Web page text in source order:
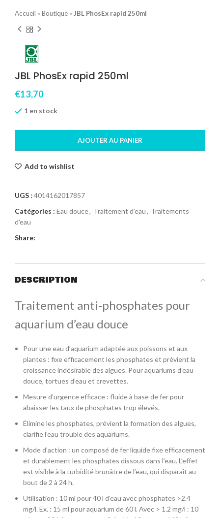
Accueil » Boutique » JBL PhosEx rapid 250ml
JBL PhosEx rapid 250ml
€13,70
1 en stock
AJOUTER AU PANIER
Add to wishlist
UGS : 4014162017857
Catégories : Eau douce, Traitement d'eau, Traitements
d'eau
Share:
DESCRIPTION
Traitement anti-phosphates pour
aquarium d’eau douce
Pour une eau d’aquarium adaptée aux poissons et aux
plantes : fixe efficacement les phosphates et prévient la
croissance indésirable des algues. Pour aquariums d’eau
douce, tortues d’eau et crevettes.
Mesure d’urgence efficace : fluide à base de fer pour
abaisser les taux de phosphates trop élevés.
Élimine les phosphates, prévient la formation des algues,
clarifie l’eau trouble des aquariums.
Mode d’action : un composé de fer liquide fixe efficacement
et durablement les phosphates dissous dans l’eau. L’effet
est visible à la turbidité brunâtre de l’eau, qui disparaît au
bout de 2 à 24 h.
Utilisation : 10 ml pour 40 l d’eau avec phosphates >2.4
mg/l. Ex. : 15 ml pour aquarium de 60 l. Avec > 1.2 mg/l : 10